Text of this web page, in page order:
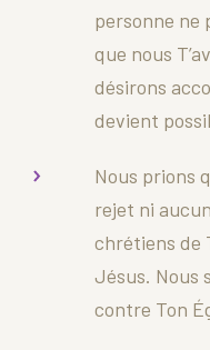
personne ne
que nous
désirons
devient
Nous prions
rejet ni
chrétiens de
Jésus. Nous
contre Ton